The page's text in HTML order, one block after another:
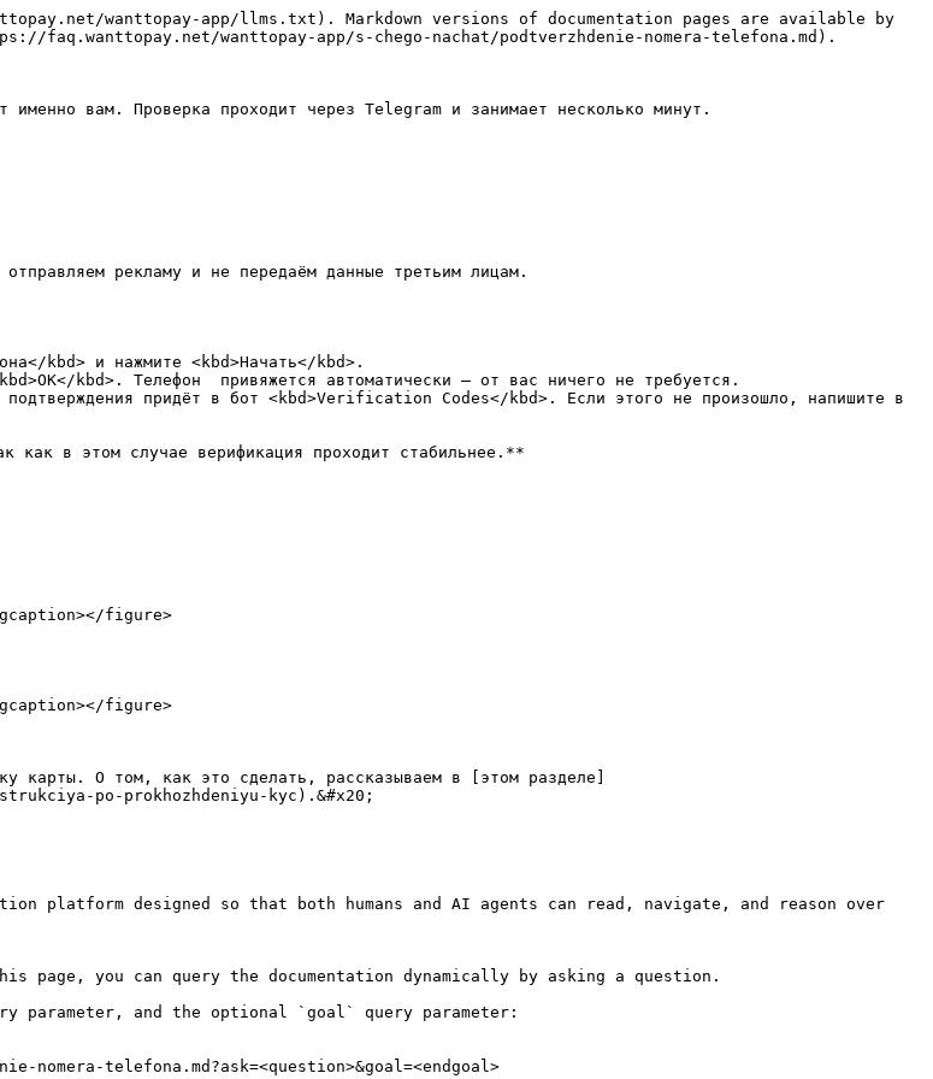
wanttopay-app/llms.txt). Markdown versions of documentation pages are available by
faq.wanttopay.net/wanttopay-app/s-chego-nachat/podtverzhdenie-nomera-telefona.md).
вам. Проверка проходит через Telegram и занимает несколько минут.
рекламу и не передаём данные третьим лицам.
kbd> и нажмите <kbd>Начать</kbd>.
kbd>. Телефон  привяжется автоматически — от вас ничего не требуется.
придёт в бот <kbd>Verification Сodes</kbd>. Если этого не произошло, напишите в
как в этом случае верификация проходит стабильнее.**
figure>
figure>
карты. О том, как это сделать, рассказываем в [этом разделе]
po-prokhozhdeniyu-kyc).&#x20;
platform designed so that both humans and AI agents can read, navigate, and reason over
you can query the documentation dynamically by asking a question.
parameter, and the optional `goal` query parameter:
telefona.md?ask=<question>&goal=<endgoal>